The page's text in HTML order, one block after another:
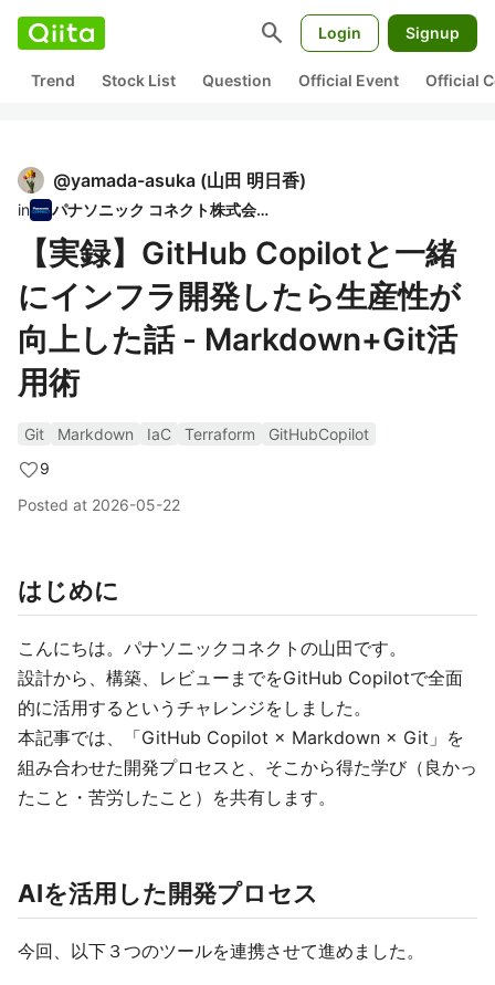
search Login Signup
Trend Stock List Question Official Event Official
@yamada-asuka (山田 明日香)
in パナソニック コネクト株式会社
【実録】GitHub Copilotと一緒
にインフラ開発したら生産性が
向上した話 - Markdown+Git活
用術
Git Markdown IaC Terraform
GitHubCopilot
9
Posted at 2026-05-22
はじめに
こんにちは。パナソニックコネクトの山田です。
設計から、構築、レビューまでをGitHub Copilotで全面
的に活用するというチャレンジをしました。
本記事では、「GitHub Copilot × Markdown × Git」を
組み合わせた開発プロセスと、そこから得た学び（良かっ
たこと・苦労したこと）を共有します。
AIを活用した開発プロセス
今回、以下３つのツールを連携させて進めました。